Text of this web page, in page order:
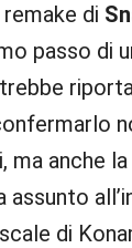
di
passo di
ma anche
assunto
di